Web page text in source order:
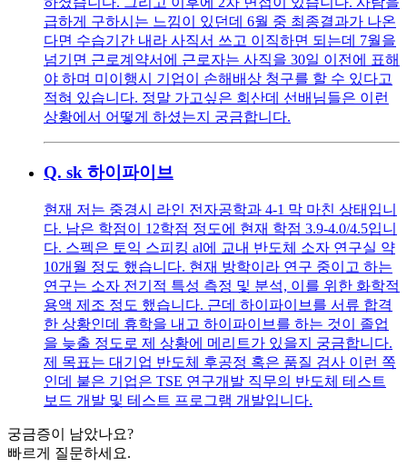
급하게 구하시는 느낌이 있던데 6월 중 최종결과가 나온
다면 수습기간 내라 사직서 쓰고 이직하면 되는데 7월을
넘기면 근로계약서에 근로자는 사직을 30일 이전에 표해
야 하며 미이행시 기업이 손해배상 청구를 할 수 있다고
적혀 있습니다. 정말 가고싶은 회산데 선배님들은 이런
상황에서 어떻게 하셨는지 궁금합니다.
Q. sk 하이파이브
현재 저는 중경시 라인 전자공학과 4-1 막 마친 상태입니
다. 남은 학점이 12학점 정도에 현재 학점 3.9-4.0/4.5입니
다. 스펙은 토익 스피킹 al에 교내 반도체 소자 연구실 약
10개월 정도 했습니다. 현재 방학이라 연구 중이고 하는
연구는 소자 전기적 특성 측정 및 분석, 이를 위한 화학적
용액 제조 정도 했습니다. 근데 하이파이브를 서류 합격
한 상황인데 휴학을 내고 하이파이브를 하는 것이 졸업
을 늦출 정도로 제 상황에 메리트가 있을지 궁금합니다.
제 목표는 대기업 반도체 후공정 혹은 품질 검사 이런 쪽
인데 붙은 기업은 TSE 연구개발 직무의 반도체 테스트
보드 개발 및 테스트 프로그램 개발입니다.
궁금증이 남았나요?
빠르게 질문하세요.